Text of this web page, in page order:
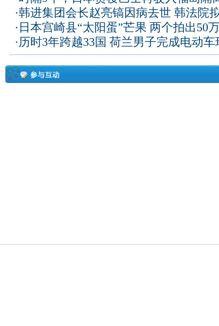
·韩进集团会长赵亮镐因病去世 韩法院
· 日本宫崎县“太阳蛋”芒果 两个拍出50
·历时3年跨越33国 荷兰男子完成电动车